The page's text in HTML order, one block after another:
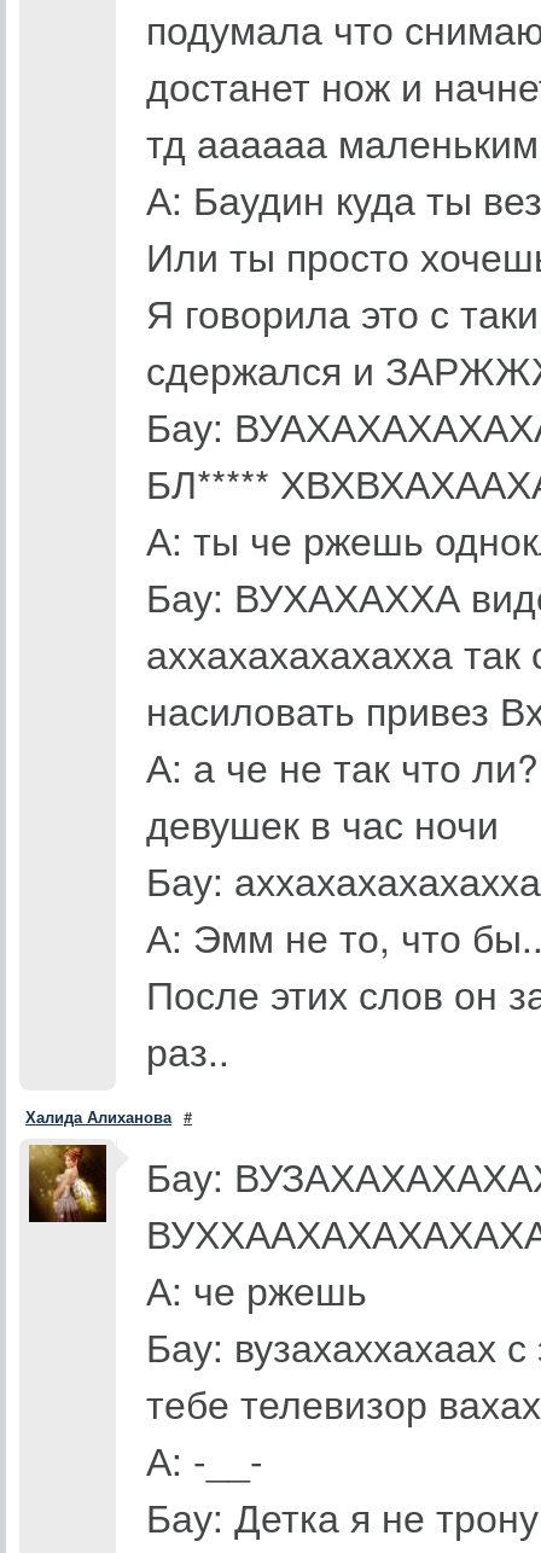
подумала что
достанет нож и
тд аааааа
А: Баудин куда ты
Или ты просто
Я говорила это с
сдержался и
Бау:
БЛ*****
А: ты че ржешь
Бау: ВУХАХАХХА
аххахахахахахха
насиловать привез
А: а че не так что
девушек в час ночи
Бау:
А: Эмм не то, что
После этих слов он
раз..
Халида Алиханова #
Бау:
А: че ржешь
Бау: вузахаххахаах
тебе телевизор
А: -__-
Бау: Детка я не